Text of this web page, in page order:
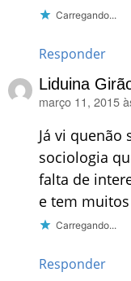
Carregando...
Responder
Liduina
disse:
março 11, 2015
Já vi quenão
sociologia
falta de
e tem
Carregando...
Responder